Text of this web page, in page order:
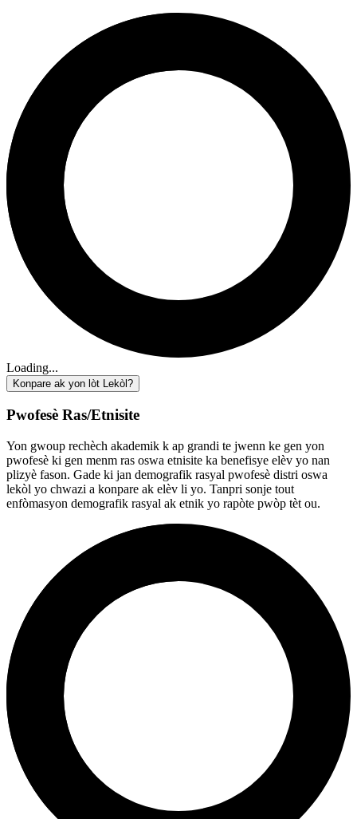
Loading...
Konpare ak yon lòt Lekòl?
Pwofesè Ras/Etnisite
Yon gwoup rechèch akademik k ap grandi te jwenn ke gen yon
pwofesè ki gen menm ras oswa etnisite ka benefisye elèv yo nan
plizyè fason. Gade ki jan demografik rasyal pwofesè distri oswa
lekòl yo chwazi a konpare ak elèv li yo. Tanpri sonje tout
enfòmasyon demografik rasyal ak etnik yo rapòte pwòp tèt ou.